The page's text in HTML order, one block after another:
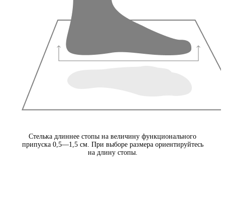
Стелька длиннее стопы на величину функционального
припуска 0,5—1,5 см. При выборе размера ориентируйтесь
на длину стопы.